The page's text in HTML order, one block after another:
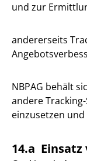
und zur
andererseits
NBPAG behält
andere
einzusetzen
14.a Einsatz